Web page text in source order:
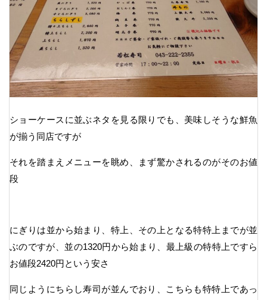
ショーケースに並ぶネタを見る限りでも、美味しそうな鮮魚
が揃う同店ですが
それを踏まえメニューを眺め、まず驚かされるのがそのお値
段
にぎりは並から始まり、特上、その上となる特特上までが並
ぶのですが、並の1320円から始まり、最上級の特特上ですら
お値段2420円という安さ
同じようにちらし寿司が並んでおり、こちらも特特上であっ